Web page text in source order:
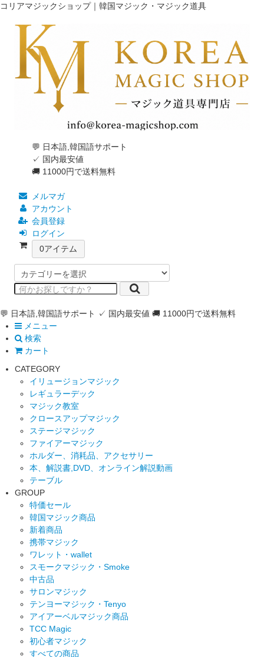
コリアマジックショップ｜韓国マジック・マジック道具
💬 日本語,韓国語サポート
✓ 国内最安値
🚚 11000円で送料無料
メルマガ
アカウント
会員登録
ログイン
0アイテム
💬 日本語,韓国語サポート ✓ 国内最安値 🚚 11000円で送料無料
メニュー
検索
カート
CATEGORY
イリュージョンマジック
レギュラーデック
マジック教室
クロースアップマジック
ステージマジック
ファイアーマジック
ホルダー、消耗品、アクセサリー
本、解説書,DVD、オンライン解説動画
テーブル
GROUP
特価セール
韓国マジック商品
新着商品
携帯マジック
ワレット・wallet
スモークマジック・Smoke
中古品
サロンマジック
テンヨーマジック・Tenyo
アイアーベルマジック商品
TCC Magic
初心者マジック
すべての商品